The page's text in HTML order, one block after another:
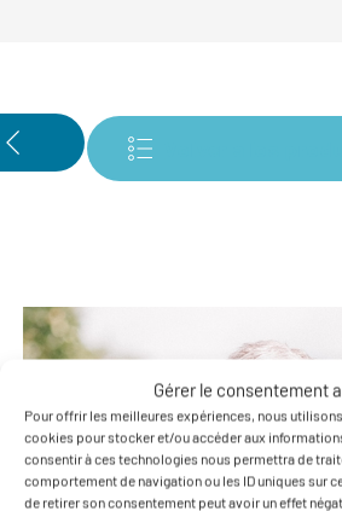
Gérer le consentement
Pour offrir les meilleures expériences, nous
cookies pour stocker et/ou accéder aux
consentir à ces technologies nous permettra de
comportement de navigation ou les ID uniques sur
de retirer son consentement peut avoir un effet